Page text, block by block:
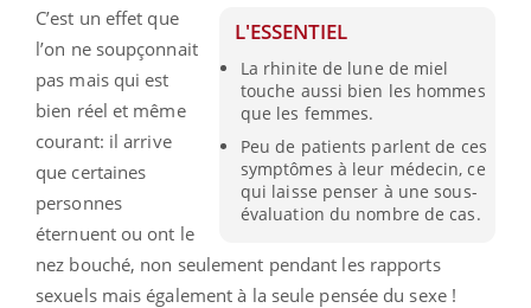
L'ESSENTIEL
La rhinite de lune de miel
touche aussi bien les hommes
que les femmes.
Peu de patients parlent de ces
symptômes à leur médecin, ce
qui laisse penser à une sous-
évaluation du nombre de cas.
C’est un effet que
l’on ne soupçonnait
pas mais qui est
bien réel et même
courant: il arrive
que certaines
personnes
éternuent ou ont le
nez bouché, non seulement pendant les rapports
sexuels mais également à la seule pensée du sexe !